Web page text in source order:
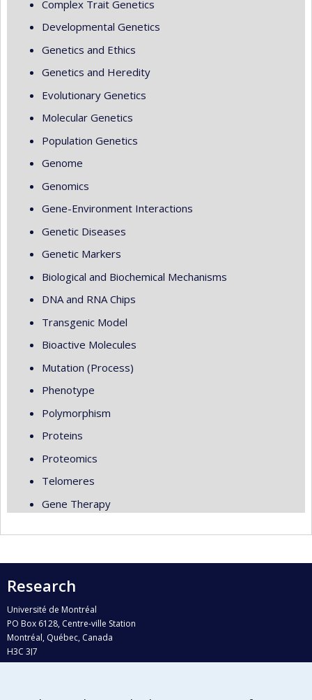
Complex Trait Genetics
Developmental Genetics
Genetics and Ethics
Genetics and Heredity
Evolutionary Genetics
Molecular Genetics
Population Genetics
Genome
Genomics
Gene-Environment Interactions
Genetic Diseases
Genetic Markers
Biological and Biochemical Mechanisms
DNA and RNA Chips
Transgenic Model
Bioactive Molecules
Mutation (Process)
Phenotype
Polymorphism
Proteins
Proteomics
Telomeres
Gene Therapy
Research
Université de Montréal
PO Box 6128, Centre-ville Station
Montréal, Québec, Canada
H3C 3J7